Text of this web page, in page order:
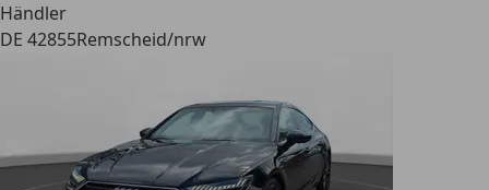
Händler
DE 42855Remscheid/nrw